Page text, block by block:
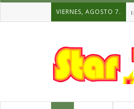
VIERNES, AGOSTO 7.